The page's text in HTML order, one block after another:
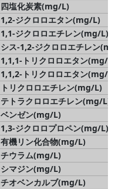
四塩化炭素(mg/L)
1,2-ジクロロエタン(mg/L)
1,1-ジクロロエチレン(mg/L)
シス-1,2-ジクロロエチレン
1,1,1-トリクロロエタン(mg/L)
1,1,2-トリクロロエタン(mg/L)
トリクロロエチレン(mg/L)
テトラクロロエチレン(mg/L)
ベンゼン(mg/L)
1,3-ジクロロプロペン(mg/L)
有機リン化合物(mg/L)
チウラム(mg/L)
シマジン(mg/L)
チオベンカルブ(mg/L)